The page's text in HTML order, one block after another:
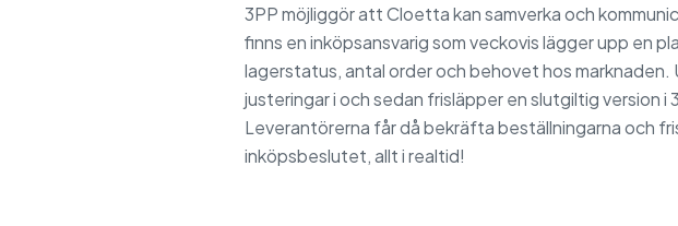
3PP möjliggör att Cloetta kan samverka och
finns en inköpsansvarig som veckovis lägger upp en
lagerstatus, antal order och behovet hos
justeringar i och sedan frisläpper en slutgiltig version i
Leverantörerna får då bekräfta beställningarna och
inköpsbeslutet, allt i realtid!